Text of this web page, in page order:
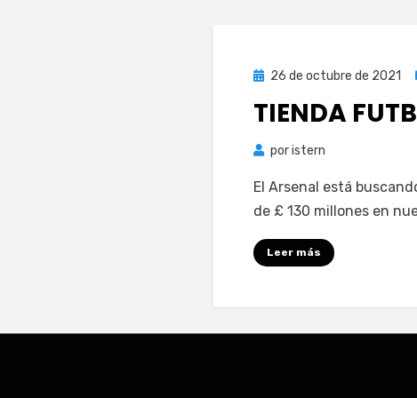
Publicada
26 de octubre de 2021
TIENDA
poristern
El Arsenal está
de £ 130 millones en
Leer más